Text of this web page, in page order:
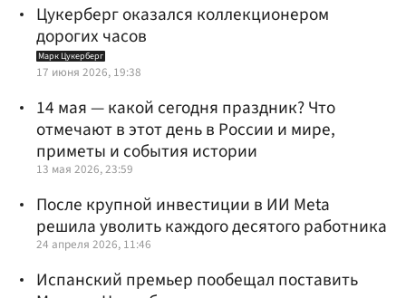
Цукерберг оказался коллекционером
дорогих часов
Марк Цукерберг
17 июня 2026, 19:38
14 мая — какой сегодня праздник? Что
отмечают в этот день в России и мире,
приметы и события истории
13 мая 2026, 23:59
После крупной инвестиции в ИИ Meta
решила уволить каждого десятого работника
24 апреля 2026, 11:46
Испанский премьер пообещал поставить